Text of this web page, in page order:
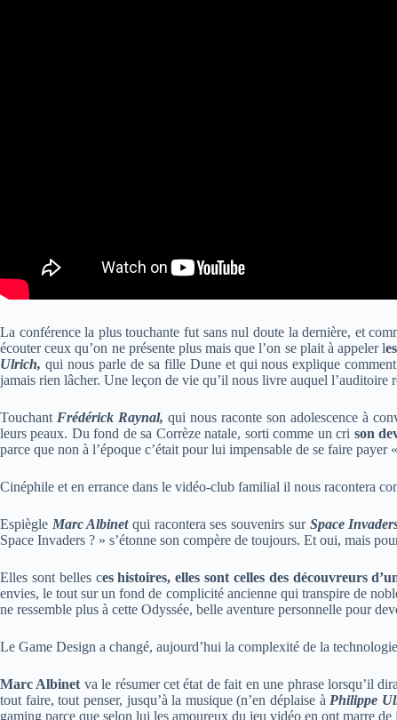
La conférence la plus touchante fut sans nul doute la dernière, et
écouter ceux qu’on ne présente plus mais que l’on se plait à appeler l
Ulrich, qui nous parle de sa fille Dune et qui nous explique
jamais rien lâcher. Une leçon de vie qu’il nous livre auquel l’auditoire
Touchant Frédérick Raynal, qui nous raconte son adolescence à
leurs peaux. Du fond de sa Corrèze natale, sorti comme un cri son
parce que non à l’époque c’était pour lui impensable de se faire payer
Cinéphile et en errance dans le vidéo-club familial il nous racontera
Espiègle Marc Albinetqui racontera ses souvenirs sur Space
Space Invaders ? » s’étonne son compère de toujours. Et oui, mais
Elles sont belles ces histoires, elles sont celles des découvreurs
envies, le tout sur un fond de complicité ancienne qui transpire de
ne ressemble plus à cette Odyssée, belle aventure personnelle pour
Le Game Design a changé, aujourd’hui la complexité de la
Marc Albinet va le résumer cet état de fait en une phrase lorsqu’il
tout faire, tout penser, jusqu’à la musique (n’en déplaise à Philippe
gaming parce que selon lui les amoureux du jeu vidéo en ont marre